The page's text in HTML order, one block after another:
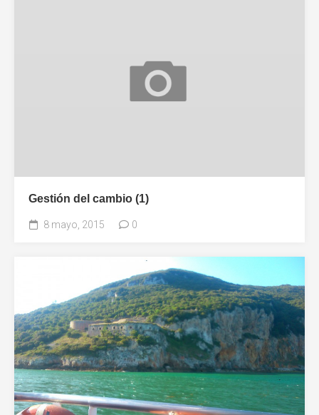
Gestión del cambio (1)
8 mayo, 2015 0